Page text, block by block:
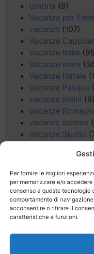
Per fornire le migliori
per memorizzare e/o
consenso a queste tecnologie
comportamento di
acconsentire o ritirare il
caratteristiche e funzioni.
Umbria (9)
Vacanza per
vacanze (107)
Vacanze
Vacanze Italia
Vacanze mare
Vacanze Natale
Vacanze Pasqua
vacanze rimini (9)
Vacanze
vacanze salento
Vacanze Studio
(5)
Veneto (25)
Voli low cost(4)
Web(9)
week end(45)
Wellness(11)